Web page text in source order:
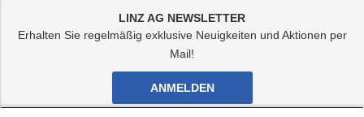
LINZ AG NEWSLETTER
Erhalten Sie regelmäßig exklusive Neuigkeiten und Aktionen per
Mail!
ANMELDEN